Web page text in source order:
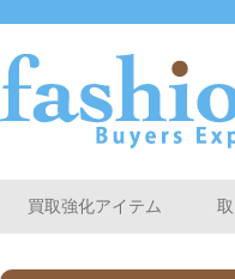
買取強化アイテム